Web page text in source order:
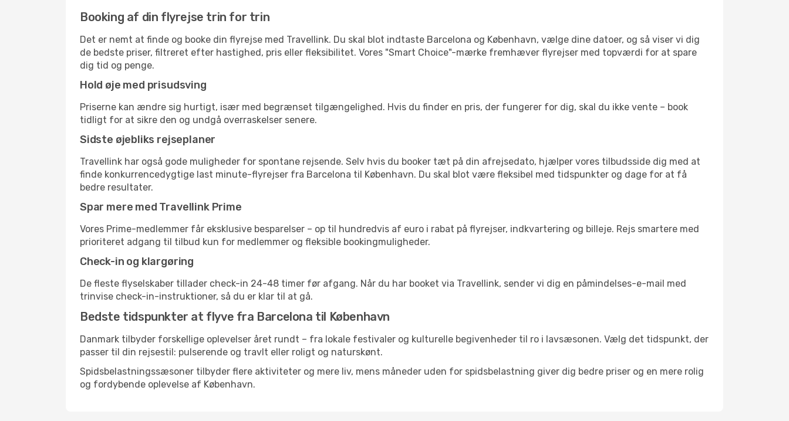
Booking af din flyrejse trin for trin
Det er nemt at finde og booke din flyrejse med Travellink. Du skal blot indtaste Barcelona og København, vælge dine datoer, og så viser vi dig
de bedste priser, filtreret efter hastighed, pris eller fleksibilitet. Vores "Smart Choice"-mærke fremhæver flyrejser med topværdi for at spare
dig tid og penge.
Hold øje med prisudsving
Priserne kan ændre sig hurtigt, især med begrænset tilgængelighed. Hvis du finder en pris, der fungerer for dig, skal du ikke vente – book
tidligt for at sikre den og undgå overraskelser senere.
Sidste øjebliks rejseplaner
Travellink har også gode muligheder for spontane rejsende. Selv hvis du booker tæt på din afrejsedato, hjælper vores tilbudsside dig med at
finde konkurrencedygtige last minute-flyrejser fra Barcelona til København. Du skal blot være fleksibel med tidspunkter og dage for at få
bedre resultater.
Spar mere med Travellink Prime
Vores Prime-medlemmer får eksklusive besparelser – op til hundredvis af euro i rabat på flyrejser, indkvartering og billeje. Rejs smartere med
prioriteret adgang til tilbud kun for medlemmer og fleksible bookingmuligheder.
Check-in og klargøring
De fleste flyselskaber tillader check-in 24-48 timer før afgang. Når du har booket via Travellink, sender vi dig en påmindelses-e-mail med
trinvise check-in-instruktioner, så du er klar til at gå.
Bedste tidspunkter at flyve fra Barcelona til København
Danmark tilbyder forskellige oplevelser året rundt – fra lokale festivaler og kulturelle begivenheder til ro i lavsæsonen. Vælg det tidspunkt, der
passer til din rejsestil: pulserende og travlt eller roligt og naturskønt.
Spidsbelastningssæsoner tilbyder flere aktiviteter og mere liv, mens måneder uden for spidsbelastning giver dig bedre priser og en mere rolig
og fordybende oplevelse af København.